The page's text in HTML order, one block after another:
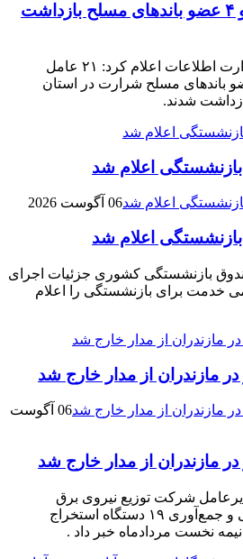
۲۱ عامل موساد و ۴ عضو باند‌های مسلح بازداشت
محمودآباد آنلاین : وزارت اطلاعات اعلام کرد: ۲۱ عامل
عضو باند‌های مسلح شرارت در استان
شدند.
اعلام شد
06 آگوست 2026
اعلام شد
صندوق بازنشستگی کشوری جزئیات اجرای
خدمت برای بازنشستگی را اعلام
06 آگوست
شرکت توزیع نیروی برق
مازندران از شناسایی و جمع‌آوری ۱۹ دستگاه استخراج
نخست مردادماه خبر داد .